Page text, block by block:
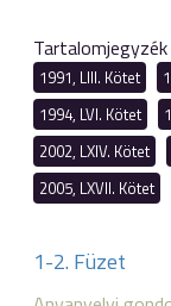
Tartalomjegyzék
1991, LIII. Kötet
1994, LVI. Kötet
2002, LXIV. Kötet
2005, LXVII. Kötet
1-2. Füzet